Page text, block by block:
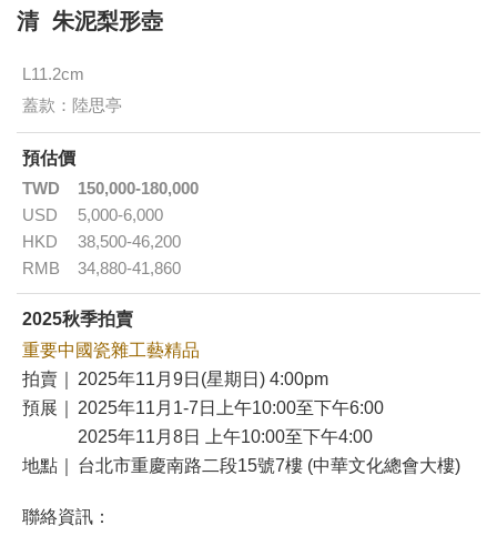
清 朱泥梨形壺
L11.2cm
蓋款：陸思亭
預估價
TWD
150,000-180,000
USD
5,000-6,000
HKD
38,500-46,200
RMB
34,880-41,860
2025秋季拍賣
重要中國瓷雜工藝精品
拍賣｜
2025年11月9日(星期日) 4:00pm
預展｜
2025年11月1-7日上午10:00至下午6:00
2025年11月8日 上午10:00至下午4:00
地點｜
台北市重慶南路二段15號7樓 (中華文化總會大樓)
聯絡資訊：